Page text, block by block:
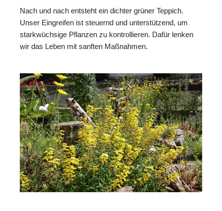
Nach und nach entsteht ein dichter grüner Teppich.
Unser Eingreifen ist steuernd und unterstützend, um
starkwüchsige Pflanzen zu kontrollieren. Dafür lenken
wir das Leben mit sanften Maßnahmen.